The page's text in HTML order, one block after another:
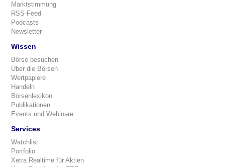
Marktstimmung
RSS-Feed
Podcasts
Newsletter
Wissen
Börse besuchen
Über die Börsen
Wertpapiere
Handeln
Börsenlexikon
Publikationen
Events und Webinare
Services
Watchlist
Portfolio
Xetra Realtime für Aktien